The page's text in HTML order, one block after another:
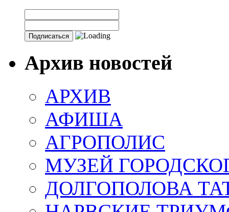
Архив новостей
АРХИВ
АФИША
АГРОПОЛИС
МУЗЕЙ
ДОЛГОПОЛОВА